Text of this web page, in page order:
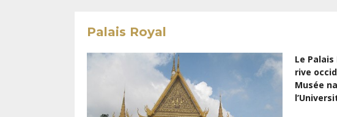
Palais Royal
Le
rive
Musée